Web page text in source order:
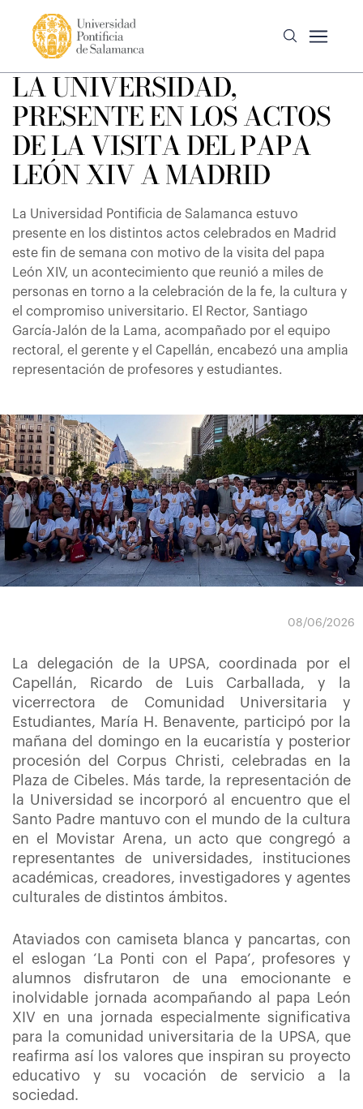
LA UNIVERSIDAD,
PRESENTE EN LOS ACTOS
DE LA VISITA DEL PAPA
LEÓN XIV A MADRID
La Universidad Pontificia de Salamanca estuvo
presente en los distintos actos celebrados en Madrid
este fin de semana con motivo de la visita del papa
León XIV, un acontecimiento que reunió a miles de
personas en torno a la celebración de la fe, la cultura y
el compromiso universitario. El Rector, Santiago
García-Jalón de la Lama, acompañado por el equipo
rectoral, el gerente y el Capellán, encabezó una amplia
representación de profesores y estudiantes.
08/06/2026
La delegación de la UPSA, coordinada por el
Capellán, Ricardo de Luis Carballada, y la
vicerrectora de Comunidad Universitaria y
Estudiantes, María H. Benavente, participó por la
mañana del domingo en la eucaristía y posterior
procesión del Corpus Christi, celebradas en la
Plaza de Cibeles. Más tarde, la representación de
la Universidad se incorporó al encuentro que el
Santo Padre mantuvo con el mundo de la cultura
en el Movistar Arena, un acto que congregó a
representantes de universidades, instituciones
académicas, creadores, investigadores y agentes
culturales de distintos ámbitos.
Ataviados con camiseta blanca y pancartas, con
el eslogan ‘La Ponti con el Papa’, profesores y
alumnos disfrutaron de una emocionante e
inolvidable jornada acompañando al papa León
XIV en una jornada especialmente significativa
para la comunidad universitaria de la UPSA, que
reafirma así los valores que inspiran su proyecto
educativo y su vocación de servicio a la
sociedad.